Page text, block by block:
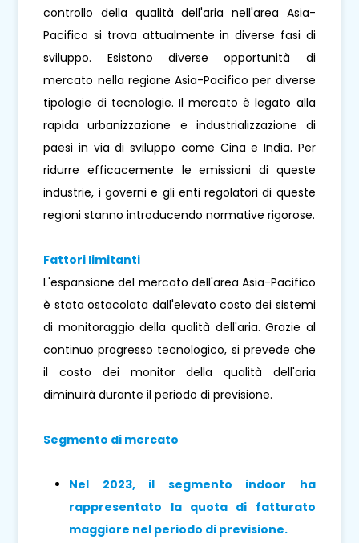
controllo della qualità dell'aria nell'area Asia-
Pacifico si trova attualmente in diverse fasi di
sviluppo. Esistono diverse opportunità di
mercato nella regione Asia-Pacifico per diverse
tipologie di tecnologie. Il mercato è legato alla
rapida urbanizzazione e industrializzazione di
paesi in via di sviluppo come Cina e India. Per
ridurre efficacemente le emissioni di queste
industrie, i governi e gli enti regolatori di queste
regioni stanno introducendo normative rigorose.
Fattori limitanti
L'espansione del mercato dell'area Asia-Pacifico
è stata ostacolata dall'elevato costo dei sistemi
di monitoraggio della qualità dell'aria. Grazie al
continuo progresso tecnologico, si prevede che
il costo dei monitor della qualità dell'aria
diminuirà durante il periodo di previsione.
Segmento di mercato
Nel 2023, il segmento indoor ha
rappresentato la quota di fatturato
maggiore nel periodo di previsione.